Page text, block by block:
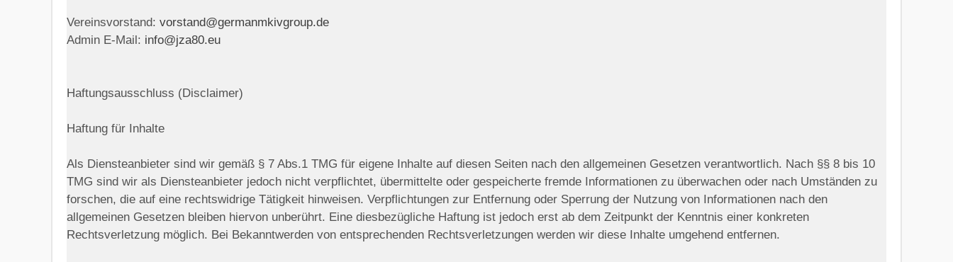
Vereinsvorstand: vorstand@germanmkivgroup.de
Admin E-Mail: info@jza80.eu
Haftungsausschluss (Disclaimer)
Haftung für Inhalte
Als Diensteanbieter sind wir gemäß § 7 Abs.1 TMG für eigene Inhalte auf diesen Seiten nach den allgemeinen Gesetzen verantwortlich. Nach §§ 8 bis 10
TMG sind wir als Diensteanbieter jedoch nicht verpflichtet, übermittelte oder gespeicherte fremde Informationen zu überwachen oder nach Umständen zu
forschen, die auf eine rechtswidrige Tätigkeit hinweisen. Verpflichtungen zur Entfernung oder Sperrung der Nutzung von Informationen nach den
allgemeinen Gesetzen bleiben hiervon unberührt. Eine diesbezügliche Haftung ist jedoch erst ab dem Zeitpunkt der Kenntnis einer konkreten
Rechtsverletzung möglich. Bei Bekanntwerden von entsprechenden Rechtsverletzungen werden wir diese Inhalte umgehend entfernen.